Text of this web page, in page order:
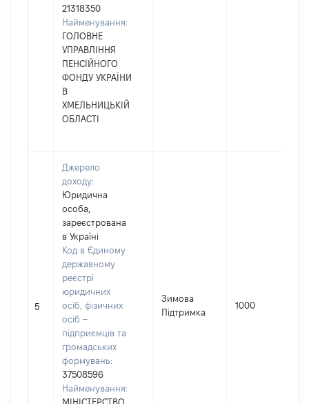
21318350
Найменування:
ГОЛОВНЕ
УПРАВЛІННЯ
ПЕНСІЙНОГО
ФОНДУ УКРАЇНИ
В
ХМЕЛЬНИЦЬКІЙ
ОБЛАСТІ
5
Джерело
доходу:
Юридична
особа,
зареєстрована
в Україні
Код в Єдиному
державному
реєстрі
юридичних
осіб, фізичних
осіб –
підприємців та
громадських
формувань:
37508596
Найменування:
МІНІСТЕРСТВО
Зимова
Підтримка
1000